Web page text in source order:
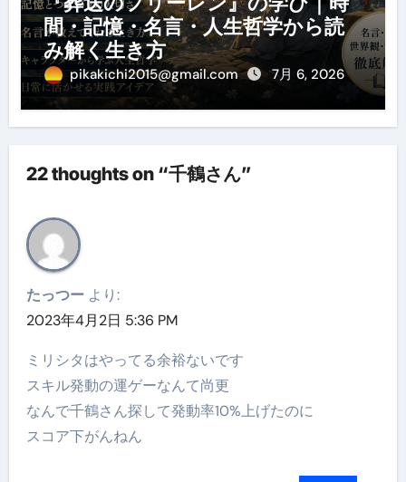
間・記憶・名言・人生哲学から読
み解く生き方
pikakichi2015@gmail.com 7月 6, 2026
22 thoughts on “千鶴さん”
たっつー より:
2023年4月2日 5:36 PM
ミリシタはやってる余裕ないです
スキル発動の運ゲーなんて尚更
なんで千鶴さん探して発動率10%上げたのに
スコア下がんねん